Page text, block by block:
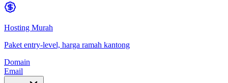
Hosting Murah
Paket entry-level, harga ramah kantong
Domain
Email